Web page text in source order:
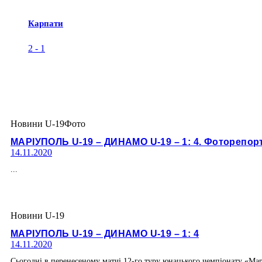
Карпати
2 - 1
Новини U-19Фото
МАРІУПОЛЬ U-19 – ДИНАМО U-19 – 1: 4.
14.11.2020
...
Новини U-19
МАРІУПОЛЬ U-19 – ДИНАМО U-19 – 1: 4
14.11.2020